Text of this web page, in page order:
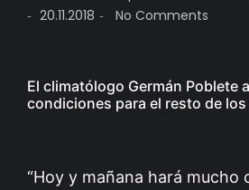
- 20.11.2018 - No Comments
El climatólogo Germán Poblete
condiciones para el resto de
“Hoy y mañana hará mucho